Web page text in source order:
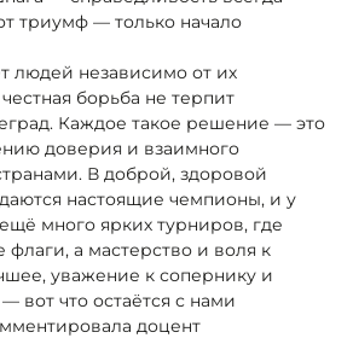
триумф — только начало
людей независимо от их
борьба не терпит
Каждое такое решение — это
доверия и взаимного
В доброй, здоровой
настоящие чемпионы, и у
много ярких турниров, где
флаги, а мастерство и воля к
уважение к сопернику и
вот что остаётся с нами
доцент